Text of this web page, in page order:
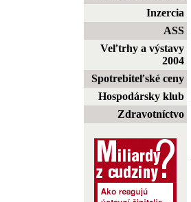
Inzercia
ASS
Veľtrhy a výstavy
2004
Spotrebiteľské ceny
Hospodársky klub
Zdravotníctvo